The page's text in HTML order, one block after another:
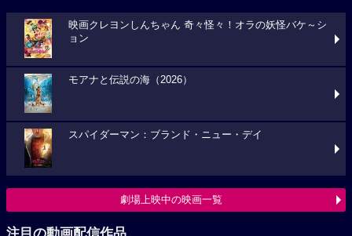
映画クレヨンしんちゃん 奇々怪々！オラの妖怪バケ～シ
ョン
モアナと伝説の海（2026）
スパイダーマン：ブランド・ニュー・デイ
劇場上映中の映画一覧